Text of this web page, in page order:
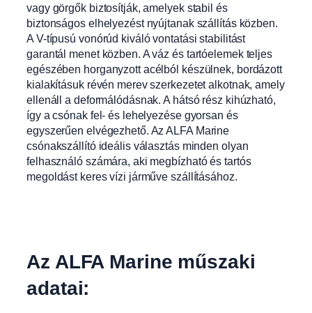
vagy görgők biztosítják, amelyek stabil és
biztonságos elhelyezést nyújtanak szállítás közben.
A V-típusú vonórúd kiváló vontatási stabilitást
garantál menet közben. A váz és tartóelemek teljes
egészében horganyzott acélból készülnek, bordázott
kialakításuk révén merev szerkezetet alkotnak, amely
ellenáll a deformálódásnak. A hátsó rész kihúzható,
így a csónak fel- és lehelyezése gyorsan és
egyszerűen elvégezhető. Az ALFA Marine
csónakszállító ideális választás minden olyan
felhasználó számára, aki megbízható és tartós
megoldást keres vízi járműve szállításához.
Az ALFA Marine műszaki
adatai: